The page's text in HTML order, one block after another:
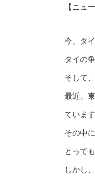
【ニュ
今、タ
タイの
そして
最近、
ています
その中
とって
しかし